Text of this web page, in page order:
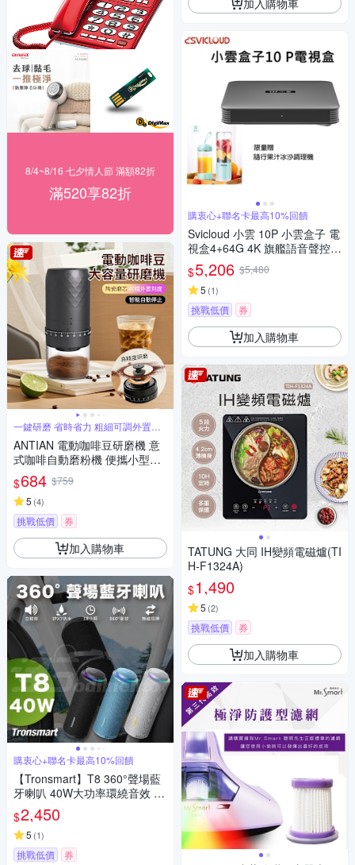
8/4~8/16 七夕情人節 滿額82折
滿520享82折
一鍵研磨 省時省力 粗細可調外置調
節檔位
ANTIAN 電動咖啡豆研磨機 意
式咖啡自動磨粉機 便攜小型咖
啡機
$684 $759
5 (4)
挑戰低價 券
加入購物車
購衷心+聯名卡最高10%回饋
【Tronsmart】T8 360°聲場藍
牙喇叭 40W大功率環繞音效 A
PP音效+LED燈效喇叭
$2,450
5 (1)
挑戰低價 券
購衷心+聯名卡最高10%回饋
Svicloud 小雲 10P 小雲盒子 電
視盒4+64G 4K 旗艦語音聲控電
視盒 網路 數位 多媒體
$5,206 $5,480
5 (1)
挑戰低價 券
加入購物車
TATUNG 大同 IH變頻電磁爐(TI
H-F1324A)
$1,490
5 (2)
挑戰低價 券
加入購物車